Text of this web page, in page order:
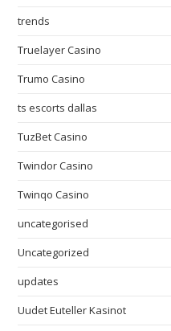
trends
Truelayer Casino
Trumo Casino
ts escorts dallas
TuzBet Casino
Twindor Casino
Twinqo Casino
uncategorised
Uncategorized
updates
Uudet Euteller Kasinot